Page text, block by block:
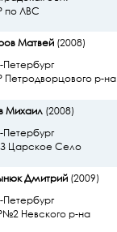
ЛВС
Матвей(2008)
Петербург
р-на
Михаил(2008)
Петербург
Царское Село
Дмитрий(2009)
Петербург
Невского р-на